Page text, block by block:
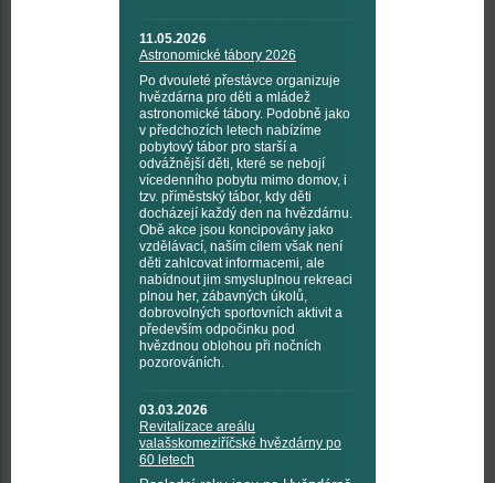
11.05.2026
Astronomické tábory 2026
Po dvouleté přestávce organizuje
hvězdárna pro děti a mládež
astronomické tábory. Podobně jako
v předchozích letech nabízíme
pobytový tábor pro starší a
odvážnější děti, které se nebojí
vícedenního pobytu mimo domov, i
tzv. příměstský tábor, kdy děti
docházejí každý den na hvězdárnu.
Obě akce jsou koncipovány jako
vzdělávací, naším cílem však není
děti zahlcovat informacemi, ale
nabídnout jim smysluplnou rekreaci
plnou her, zábavných úkolů,
dobrovolných sportovních aktivit a
především odpočinku pod
hvězdnou oblohou při nočních
pozorováních.
03.03.2026
Revitalizace areálu
valašskomeziříčské hvězdárny po
60 letech